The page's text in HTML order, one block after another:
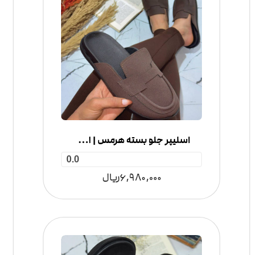
اسلیپر جلو بسته هرمس | اسلیپر پاییزه زنانه
0.0
6,980,000ریال